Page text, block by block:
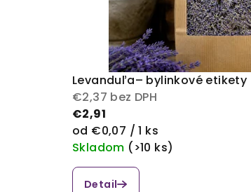
Levanduľa– bylinkové etikety
€2,37 bez DPH
€2,91
Jednotková
cena:
od €0,07 / 1 ks
Skladom (>10 ks)
Detail